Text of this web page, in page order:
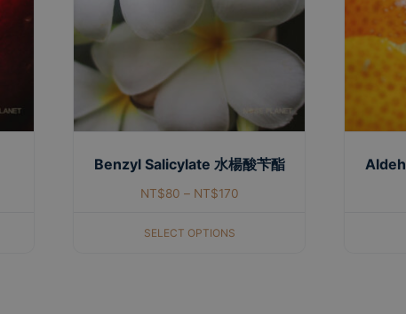
Benzyl Salicylate 水楊酸苄酯
NT$80 – NT$170
SELECT OPTIONS